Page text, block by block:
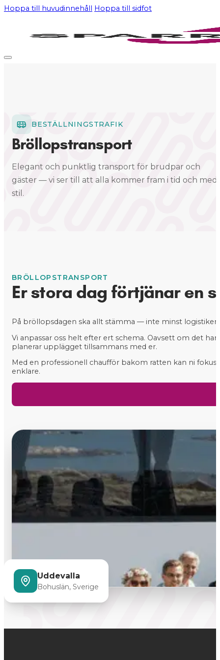
Hoppa till huvudinnehåll Hoppa till sidfot
BESTÄLLNINGSTRAFIK
Bröllopstransport
Elegant och punktlig transport för brudpar och
gäster — vi ser till att alla kommer fram i tid och med
stil.
BRÖLLOPSTRANSPORT
Er stora dag förtjänar en
På bröllopsdagen ska allt stämma — inte minst
Vi anpassar oss helt efter ert schema. Oavsett om det
planerar upplägget tillsammans med er.
Med en professionell chaufför bakom ratten kan ni
enklare.
Uddevalla
Bohuslän, Sverige